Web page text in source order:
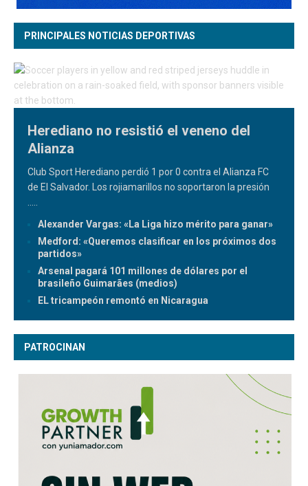
PRINCIPALES NOTICIAS DEPORTIVAS
Herediano no resistió el veneno del
Alianza
Club Sport Herediano perdió 1 por 0 contra el Alianza FC
de El Salvador. Los rojiamarillos no soportaron la presión
Alexander Vargas: «La Liga hizo mérito para ganar»
Medford: «Queremos clasificar en los próximos dos
partidos»
Arsenal pagará 101 millones de dólares por el
brasileño Guimarães (medios)
EL tricampeón remontó en Nicaragua
PATROCINAN